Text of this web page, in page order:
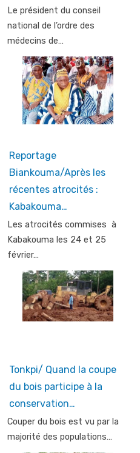
Le président du conseil
national de l’ordre des
médecins de…
Reportage
Biankouma/Après les
récentes atrocités :
Kabakouma…
Les atrocités commises à
Kabakouma les 24 et 25
février…
Tonkpi/ Quand la coupe
du bois participe à la
conservation…
Couper du bois est vu par la
majorité des populations…